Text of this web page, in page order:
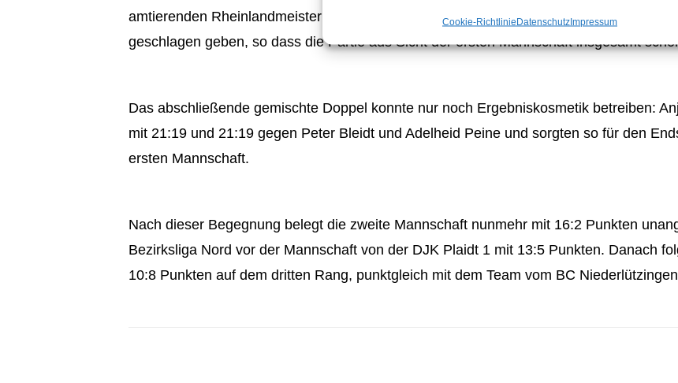
Cookie-RichtlinieDatenschutzImpressum
amtierenden Rheinlandmeister im Jungendoppel Jens Kahn mit 17:21 und Bärbel
geschlagen geben, so dass die Partie aus Sicht der ersten Mannschaft insgesamt
Das abschließende gemischte Doppel konnte nur noch Ergebniskosmetik betreiben:
mit 21:19 und 21:19 gegen Peter Bleidt und Adelheid Peine und sorgten so für den
ersten Mannschaft.
Nach dieser Begegnung belegt die zweite Mannschaft nunmehr mit 16:2 Punkten
Bezirksliga Nord vor der Mannschaft von der DJK Plaidt 1 mit 13:5 Punkten. Danach
10:8 Punkten auf dem dritten Rang, punktgleich mit dem Team vom BC